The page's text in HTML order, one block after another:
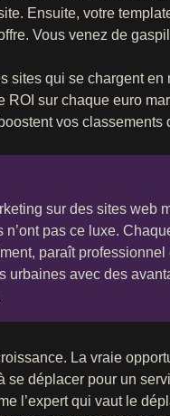
Ensuite, votre
Vous venez de
sites qui se chargent
sur chaque euro
vos
sur des sites web
pas ce luxe.
paraît
avec des
La vraie
déplacer pour un
l’expert qui vaut le